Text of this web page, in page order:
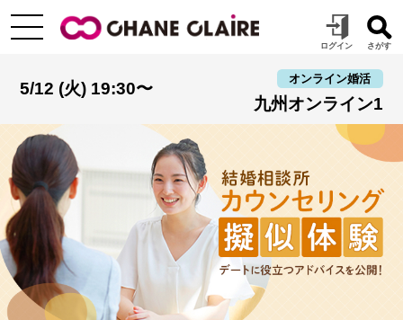
5/12 (火) 19:30〜
オンライン婚活
九州オンライン1